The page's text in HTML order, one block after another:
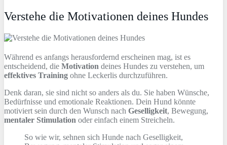
Verstehe die Motivationen deines Hundes
Während es anfangs herausfordernd erscheinen mag, ist es
entscheidend, die Motivation deines Hundes zu verstehen, um
effektives Training ohne Leckerlis durchzuführen.
Denk daran, sie sind nicht so anders als du. Sie haben Wünsche,
Bedürfnisse und emotionale Reaktionen. Dein Hund könnte
motiviert sein durch den Wunsch nach Geselligkeit, Bewegung,
mentaler Stimulation oder einfach einem Streicheln.
So wie wir, sehnen sich Hunde nach Geselligkeit,